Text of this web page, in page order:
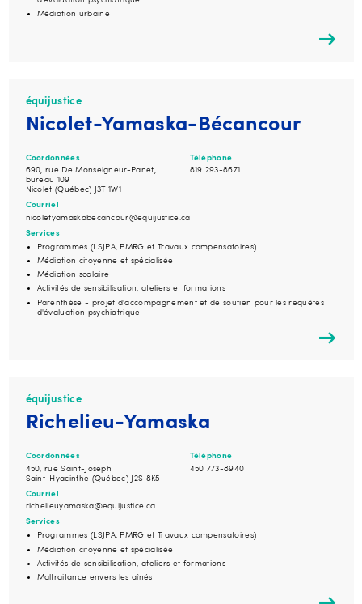
Médiation urbaine
équijustice
Nicolet-Yamaska-Bécancour
Coordonnées
690, rue De Monseigneur-Panet,
bureau 109
Nicolet (Québec) J3T 1W1
Téléphone
819 293-8671
Courriel
nicoletyamaskabecancour@equijustice.ca
Services
Programmes (LSJPA, PMRG et Travaux compensatoires)
Médiation citoyenne et spécialisée
Médiation scolaire
Activités de sensibilisation, ateliers et formations
Parenthèse - projet d'accompagnement et de soutien pour les requêtes
d'évaluation psychiatrique
équijustice
Richelieu-Yamaska
Coordonnées
450, rue Saint-Joseph
Saint-Hyacinthe (Québec) J2S 8K5
Téléphone
450 773-8940
Courriel
richelieuyamaska@equijustice.ca
Services
Programmes (LSJPA, PMRG et Travaux compensatoires)
Médiation citoyenne et spécialisée
Activités de sensibilisation, ateliers et formations
Maltraitance envers les aînés